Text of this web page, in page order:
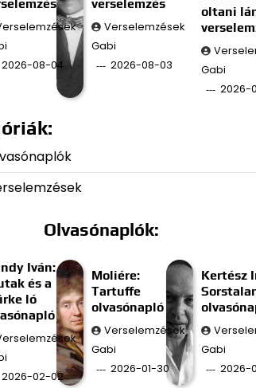
2026-08-04
verselemzés
Verselemzések
Gabi
2026-08-03
oltani
Gabi
2026-
Olvasónaplók:
Iván:
és a
ló
2026-02-02
Moliére:
Tartuffe
olvasónapló
Verselemzések
Gabi
2026-01-30
Kertész
Gabi
2026-